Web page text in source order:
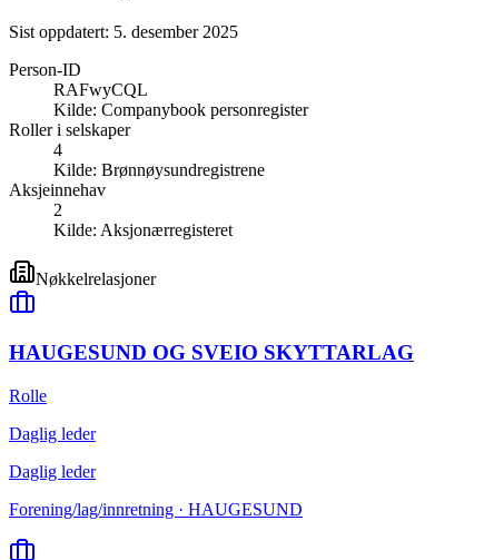
Sist oppdatert: 5. desember 2025
Person-ID
RAFwyCQL
Kilde: Companybook personregister
Roller i selskaper
4
Kilde: Brønnøysundregistrene
Aksjeinnehav
2
Kilde: Aksjonærregisteret
Nøkkelrelasjoner
HAUGESUND OG SVEIO SKYTTARLAG
Rolle
Daglig leder
Daglig leder
Forening/lag/innretning · HAUGESUND